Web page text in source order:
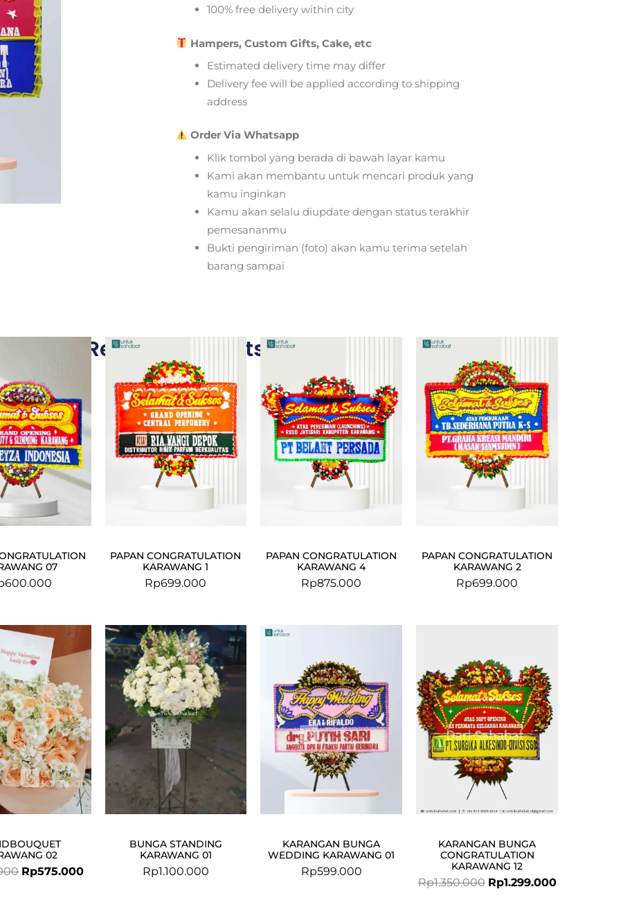
100% free delivery within city
Hampers, Custom Gifts, Cake, etc
Estimated delivery time may differ
Delivery fee will be applied according to shipping
address
Order Via Whatsapp
Klik tombol yang berada di bawah layar kamu
Kami akan membantu untuk mencari produk yang
kamu inginkan
Kamu akan selalu diupdate dengan status terakhir
pemesananmu
Bukti pengiriman (foto) akan kamu terima setelah
barang sampai
Related Products
07
600.000
PAPAN CONGRATULATION
KARAWANG 1
Rp699.000
PAPAN CONGRATULATION
KARAWANG 4
Rp875.000
PAPAN CONGRATULATION
KARAWANG 2
Rp699.000
02
Original
was:
Rp700.000.
Rp575.000
Current
price
Rp575.000.
BUNGA STANDING
KARAWANG 01
Rp1.100.000
KARANGAN BUNGA
WEDDING KARAWANG 01
Rp599.000
KARANGAN BUNGA
CONGRATULATION
KARAWANG 12
Rp1.350.000
was:
Rp1.350.000.
Rp1.299.000